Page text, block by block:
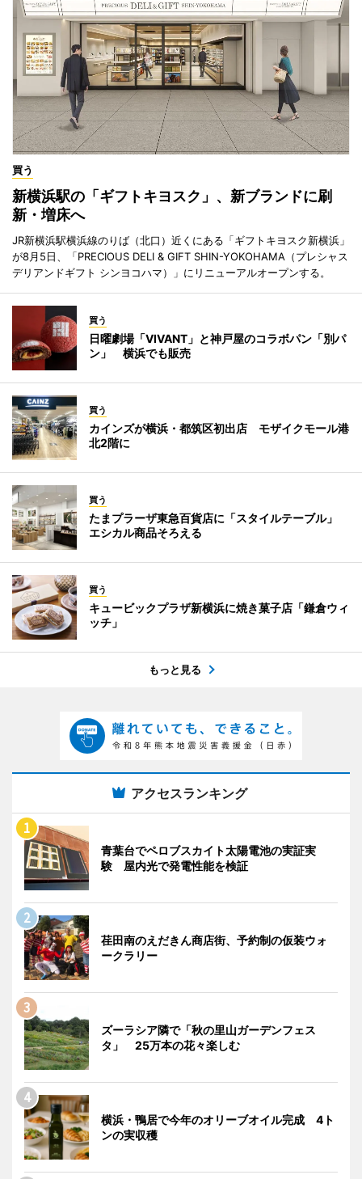
買う
新横浜駅の「ギフトキヨスク」、新ブランドに刷
新・増床へ
JR新横浜駅横浜線のりば（北口）近くにある「ギフトキヨスク新横浜」
が8月5日、「PRECIOUS DELI & GIFT SHIN-YOKOHAMA（プレシャス
デリアンドギフト シンヨコハマ）」にリニューアルオープンする。
買う
日曜劇場「VIVANT」と神戸屋のコラボパン「別パ
ン」 横浜でも販売
買う
カインズが横浜・都筑区初出店 モザイクモール港
北2階に
買う
たまプラーザ東急百貨店に「スタイルテーブル」
エシカル商品そろえる
買う
キュービックプラザ新横浜に焼き菓子店「鎌倉ウィ
ッチ」
もっと見る
アクセスランキング
青葉台でペロブスカイト太陽電池の実証実
験 屋内光で発電性能を検証
荏田南のえだきん商店街、予約制の仮装ウォ
ークラリー
ズーラシア隣で「秋の里山ガーデンフェス
タ」 25万本の花々楽しむ
横浜・鴨居で今年のオリーブオイル完成 4ト
ンの実収穫